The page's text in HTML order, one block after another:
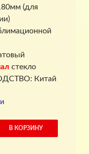
(для
стекло
Китай
В КОРЗИНУ